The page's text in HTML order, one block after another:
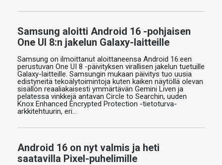
Samsung aloitti Android 16 -pohjaisen
One UI 8:n jakelun Galaxy-laitteille
Samsung on ilmoittanut aloittaneensa Android 16:een
perustuvan One UI 8 -päivityksen virallisen jakelun tuetuille
Galaxy-laitteille. Samsungin mukaan päivitys tuo uusia
edistyneitä tekoälytoimintoja kuten kaiken näytöllä olevan
sisällön reaaliakaisesti ymmärtävän Gemini Liven ja
pelatessa vinkkejä antavan Circle to Searchin, uuden
Knox Enhanced Encrypted Protection -tietoturva-
arkkitehtuurin, eri…
Android 16 on nyt valmis ja heti
saatavilla Pixel-puhelimille